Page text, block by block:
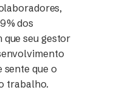
dos
seu gestor
sente que o
trabalho.